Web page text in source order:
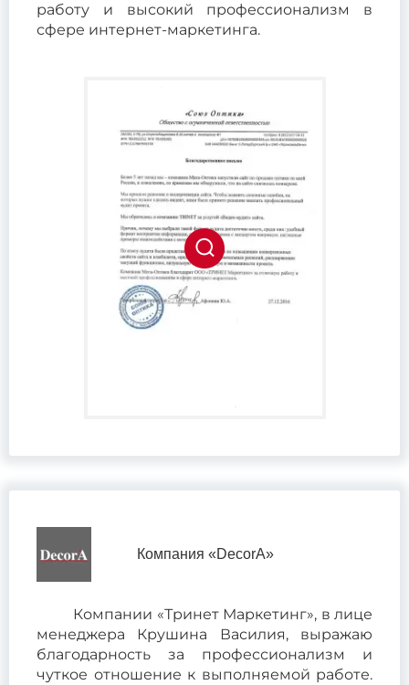
работу и высокий профессионализм в
сфере интернет-маркетинга.
Компания «DecorA»
Компании «Тринет Маркетинг», в лице
менеджера Крушина Василия, выражаю
благодарность за профессионализм и
чуткое отношение к выполняемой работе.